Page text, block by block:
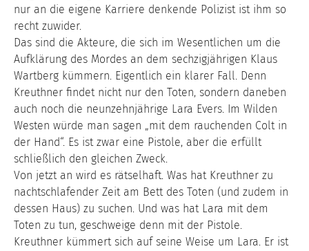
nur an die eigene Karriere denkende Polizist ist ihm so
recht zuwider.
Das sind die Akteure, die sich im Wesentlichen um die
Aufklärung des Mordes an dem sechzigjährigen Klaus
Wartberg kümmern. Eigentlich ein klarer Fall. Denn
Kreuthner findet nicht nur den Toten, sondern daneben
auch noch die neunzehnjährige Lara Evers. Im Wilden
Westen würde man sagen „mit dem rauchenden Colt in
der Hand“. Es ist zwar eine Pistole, aber die erfüllt
schließlich den gleichen Zweck.
Von jetzt an wird es rätselhaft. Was hat Kreuthner zu
nachtschlafender Zeit am Bett des Toten (und zudem in
dessen Haus) zu suchen. Und was hat Lara mit dem
Toten zu tun, geschweige denn mit der Pistole.
Kreuthner kümmert sich auf seine Weise um Lara. Er ist